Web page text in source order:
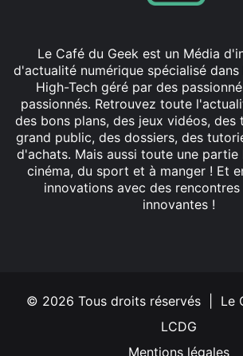
Le Café du Geek est un Média
d'actualité numérique spécialisé
High-Tech géré par des
passionnés. Retrouvez toute
des bons plans, des jeux vidéos,
grand public, des dossiers, des
d'achats. Mais aussi toute une
cinéma, du sport et à manger ! Et
innovations avec des
innovantes !
© 2026 Tous droits réservés | Le
LCDG
Mentions légales